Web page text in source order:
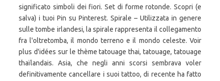
significato simboli dei fiori. Set di forme rotonde. Scopri (e
salva) i tuoi Pin su Pinterest. Spirale – Utilizzata in genere
sulle tombe irlandesi, la spirale rappresenta il collegamento
fra l'oltretomba, il mondo terreno e il mondo celeste. Voir
plus d'idées sur le thème tatouage thai, tatouage, tatouage
thaïlandais. Asia, che negli anni scorsi sembrava voler
definitivamente cancellare i suoi tattoo, di recente ha fatto